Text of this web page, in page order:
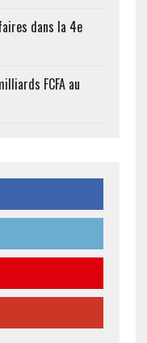
dans la 4e
FCFA au